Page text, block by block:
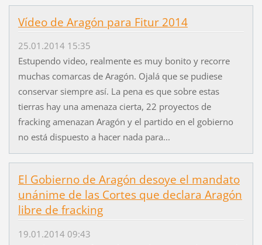
Vídeo de Aragón para Fitur 2014
25.01.2014 15:35
Estupendo video, realmente es muy bonito y recorre
muchas comarcas de Aragón. Ojalá que se pudiese
conservar siempre así. La pena es que sobre estas
tierras hay una amenaza cierta, 22 proyectos de
fracking amenazan Aragón y el partido en el gobierno
no está dispuesto a hacer nada para...
El Gobierno de Aragón desoye el mandato
unánime de las Cortes que declara Aragón
libre de fracking
19.01.2014 09:43